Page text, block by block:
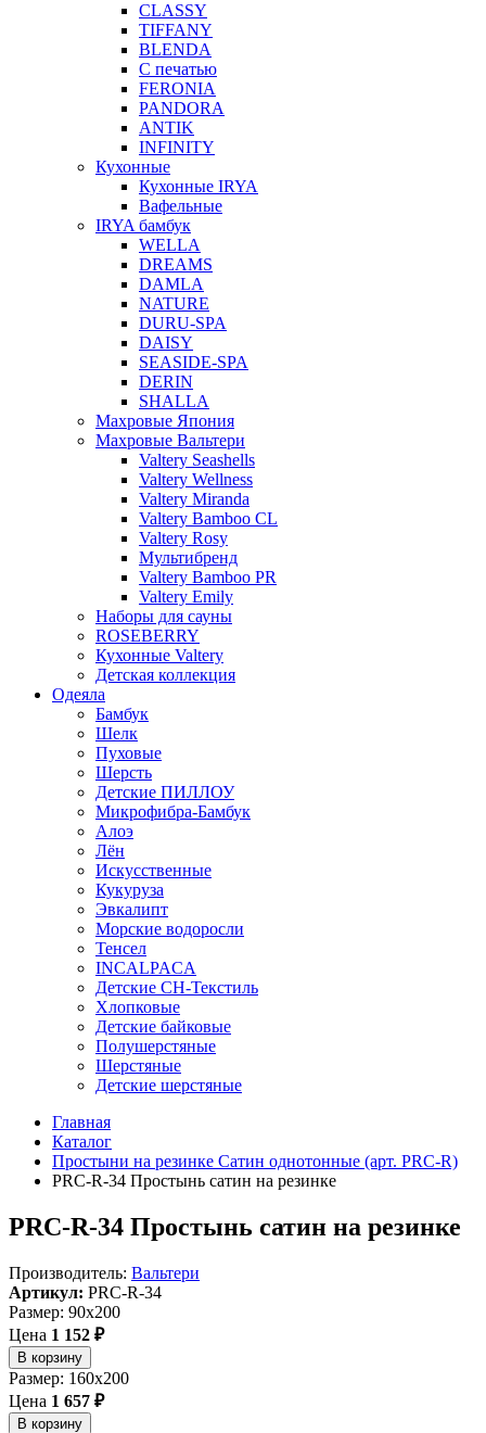
CLASSY
TIFFANY
BLENDA
С печатью
FERONIA
PANDORA
ANTIK
INFINITY
Кухонные
Кухонные IRYA
Вафельные
IRYA бамбук
WELLA
DREAMS
DAMLA
NATURE
DURU-SPA
DAISY
SEASIDE-SPA
DERIN
SHALLA
Махровые Япония
Махровые Вальтери
Valtery Seashells
Valtery Wellness
Valtery Miranda
Valtery Bamboo CL
Valtery Rosy
Мультибренд
Valtery Bamboo PR
Valtery Emily
Наборы для сауны
ROSEBERRY
Кухонные Valtery
Детская коллекция
Одеяла
Бамбук
Шелк
Пуховые
Шерсть
Детские ПИЛЛОУ
Микрофибра-Бамбук
Алоэ
Лён
Искусственные
Кукуруза
Эвкалипт
Морские водоросли
Тенсел
INCALPACA
Детские СН-Текстиль
Хлопковые
Детские байковые
Полушерстяные
Шерстяные
Детские шерстяные
Главная
Каталог
Простыни на резинке Сатин однотонные (арт. PRC-R)
PRC-R-34 Простынь сатин на резинке
PRC-R-34 Простынь сатин на резинке
Производитель: Вальтери
Артикул: PRC-R-34
Размер: 90x200
Цена 1 152 ₽
В корзину
Размер: 160x200
Цена 1 657 ₽
В корзину